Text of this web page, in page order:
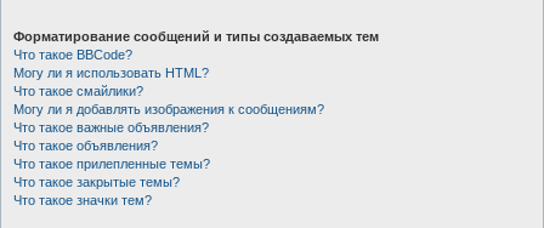
Форматирование сообщений и типы создаваемых тем
Что такое BBCode?
Могу ли я использовать HTML?
Что такое смайлики?
Могу ли я добавлять изображения к сообщениям?
Что такое важные объявления?
Что такое объявления?
Что такое прилепленные темы?
Что такое закрытые темы?
Что такое значки тем?